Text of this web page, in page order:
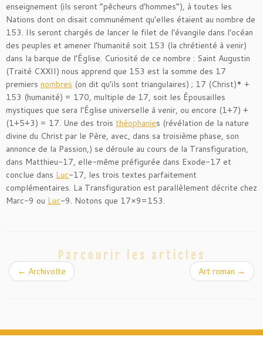
enseignement (ils seront “pêcheurs d’hommes”), à toutes les
Nations dont on disait communément qu’elles étaient au nombre de
153. Ils seront chargés de lancer le filet de l’évangile dans l’océan
des peuples et amener l’humanité soit 153 (la chrétienté à venir)
dans la barque de l’Église. Curiosité de ce nombre : Saint Augustin
(Traité CXXII) nous apprend que 153 est la somme des 17
premiers nombres (on dit qu’ils sont triangulaires) ; 17 (Christ)* +
153 (humanité) = 170, multiple de 17, soit les Épousailles
mystiques que sera l’Église universelle à venir, ou encore (1+7) +
(1+5+3) = 17. Une des trois théophanies (révélation de la nature
divine du Christ par le Père, avec, dans sa troisième phase, son
annonce de la Passion,) se déroule au cours de la Transfiguration,
dans Matthieu-17, elle-même préfigurée dans Exode-17 et
conclue dans Luc-17, les trois textes parfaitement
complémentaires. La Transfiguration est parallèlement décrite chez
Marc-9 ou Luc-9. Notons que 17×9=153.
Parcourir les articles
← Archivolte Art roman →